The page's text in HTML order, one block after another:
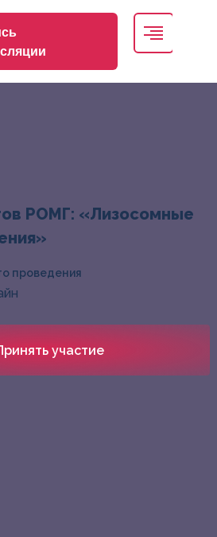
РОМГ: «Лизосомные
проведения
участие